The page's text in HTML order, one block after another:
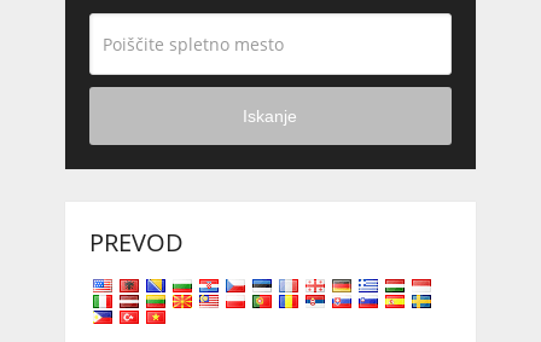
Iskanje
PREVOD